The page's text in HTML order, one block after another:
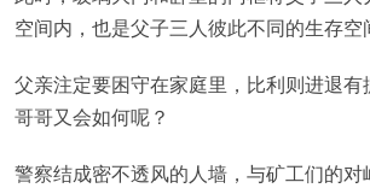
空间内，也是父子三人彼此不同的生存空
父亲注定要困守在家庭里，比利则进退
哥哥又会如何呢？
警察结成密不透风的人墙，与矿工们的对